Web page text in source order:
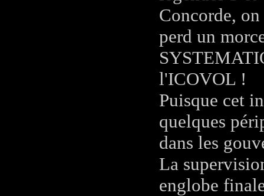
Concorde,
perd un
l'ICOVOL !
Puisque cet
quelques
dans les
La
englobe